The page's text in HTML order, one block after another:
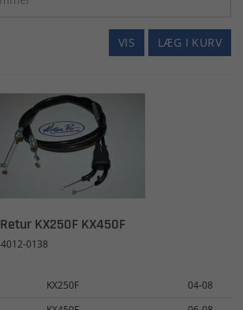
LÆG I KURV
VIS
KX250F KX450F
0138
KX250F
04-08